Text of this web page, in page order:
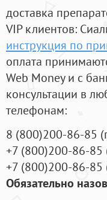
доставка
VIP клиентов:
инструкция по
оплата
Web Money и с
консультации в
телефонам:
8 (800)200-86-85 (
+7 (800)200-86-85
+7 (800)200-86-85
Обязательно